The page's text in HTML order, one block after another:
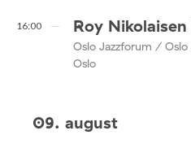
16:00 Roy
Oslo Jazzforum /
Oslo
09. august